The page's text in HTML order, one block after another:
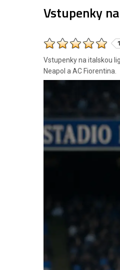
Vstupenky
Vstupenky na italskou
Neapol a AC Fiorentina.